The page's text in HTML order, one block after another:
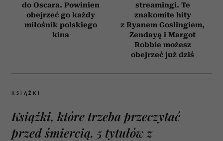
do Oscara. Powinien
obejrzeć go każdy
miłośnik polskiego
kina
streamingi. Te
znakomite hity
z Ryanem Goslingiem,
Zendayą i Margot
Robbie możesz
obejrzeć już dziś
KSIĄŻKI
Książki, które trzeba przeczytać
przed śmiercią. 5 tytułów z